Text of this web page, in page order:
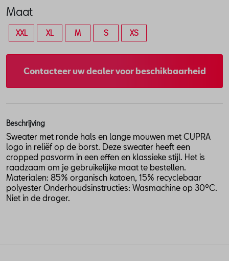
Maat
XXL XL M S XS
Contacteer uw dealer voor beschikbaarheid
Beschrijving
Sweater met ronde hals en lange mouwen met CUPRA
logo in reliëf op de borst. Deze sweater heeft een
cropped pasvorm in een effen en klassieke stijl. Het is
raadzaam om je gebruikelijke maat te bestellen.
Materialen: 85% organisch katoen, 15% recyclebaar
polyester Onderhoudsinstructies: Wasmachine op 30ºC.
Niet in de droger.